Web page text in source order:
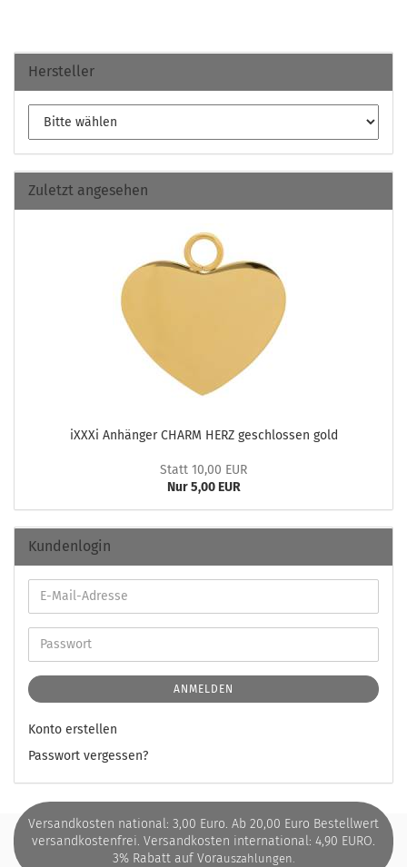
Hersteller
Zuletzt angesehen
iXXXi An­hän­ger CHARM HERZ ge­schlos­sen gold
Statt 10,00 EUR
Nur 5,00 EUR
Kundenlogin
ANMELDEN
Konto erstellen
Passwort vergessen?
Versandkosten national: 3,00 Euro. Ab 20,00 Euro Bestellwert
versandkostenfrei. Versandkosten international: 4,90 EURO.
3% Rabatt auf Vorauszahlungen.